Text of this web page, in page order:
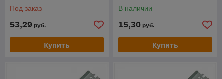
Под заказ
53,29 руб.
Купить
В наличии
15,30 руб.
Купить